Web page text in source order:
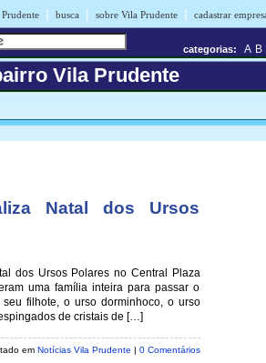
| busca | sobre Vila Prudente | cadastrar
Vila Prudente
categorias: A B
Natal dos Ursos
dos Ursos Polares no Central Plaza
uma família inteira para passar o
filhote, o urso dorminhoco, o urso
de cristais de […]
em Notícias Vila Prudente | 0 Comentários